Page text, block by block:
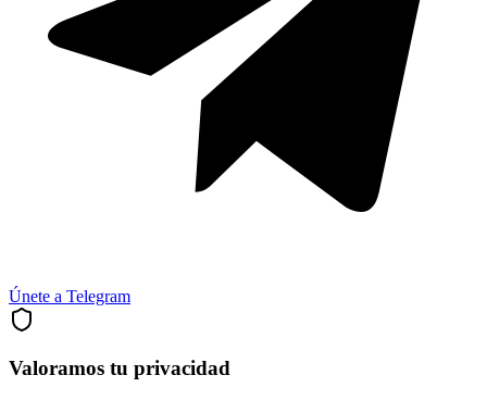
Únete a Telegram
Valoramos tu privacidad